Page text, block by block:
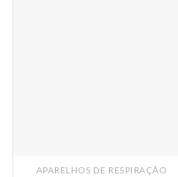
APARELHOS DE RESPIRAÇÃO